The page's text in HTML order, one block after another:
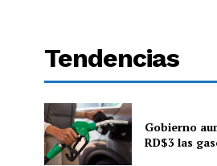
Tendencias
Gobierno
RD$3 las